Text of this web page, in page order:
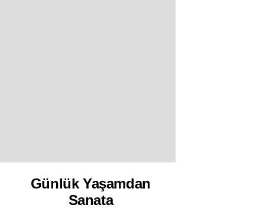
Günlük Yaşamdan
Sanata